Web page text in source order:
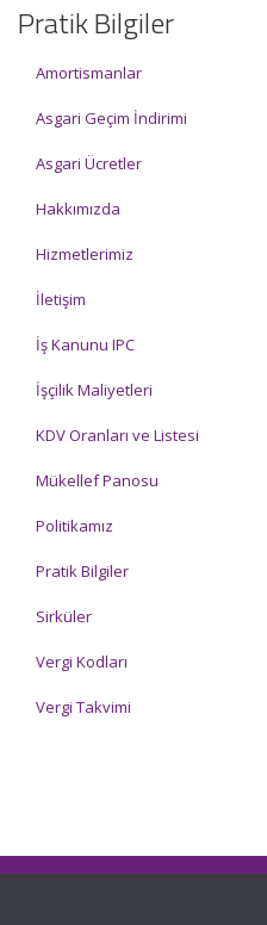
Pratik Bilgiler
Amortismanlar
Asgari Geçim İndirimi
Asgari Ücretler
Hakkımızda
Hizmetlerimiz
İletişim
İş Kanunu IPC
İşçilik Maliyetleri
KDV Oranları ve Listesi
Mükellef Panosu
Politikamız
Pratik Bilgiler
Sirküler
Vergi Kodları
Vergi Takvimi